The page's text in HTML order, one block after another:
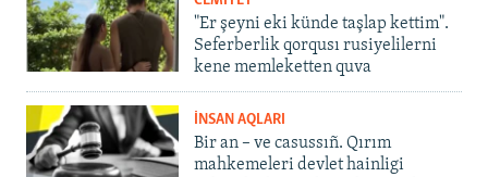
"Er şeyni eki künde taşlap kettim".
Seferberlik qorqusı rusiyelilerni
kene memleketten quva
İNSAN AQLARI
Bir an – ve casussıñ. Qırım
mahkemeleri devlet hainligi